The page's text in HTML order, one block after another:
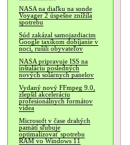
NASA na diaľku na sonde
Voyager 2 úspešne znížila
spotrebu
Súd zakázal samojazdiacim
Google taxíkom dobíjanie v
noci, rušili obyvateľov
NASA pripravuje ISS na
inštaláciu posledných
nových solárnych panelov
Vydaný nový FFmpeg 9.0,
zlepšil akceleráciu
profesionálnych formátov
videa
Microsoft v čase drahých
pamätí sľubuje
optimalizovať spotrebu
RAM vo Windows 11